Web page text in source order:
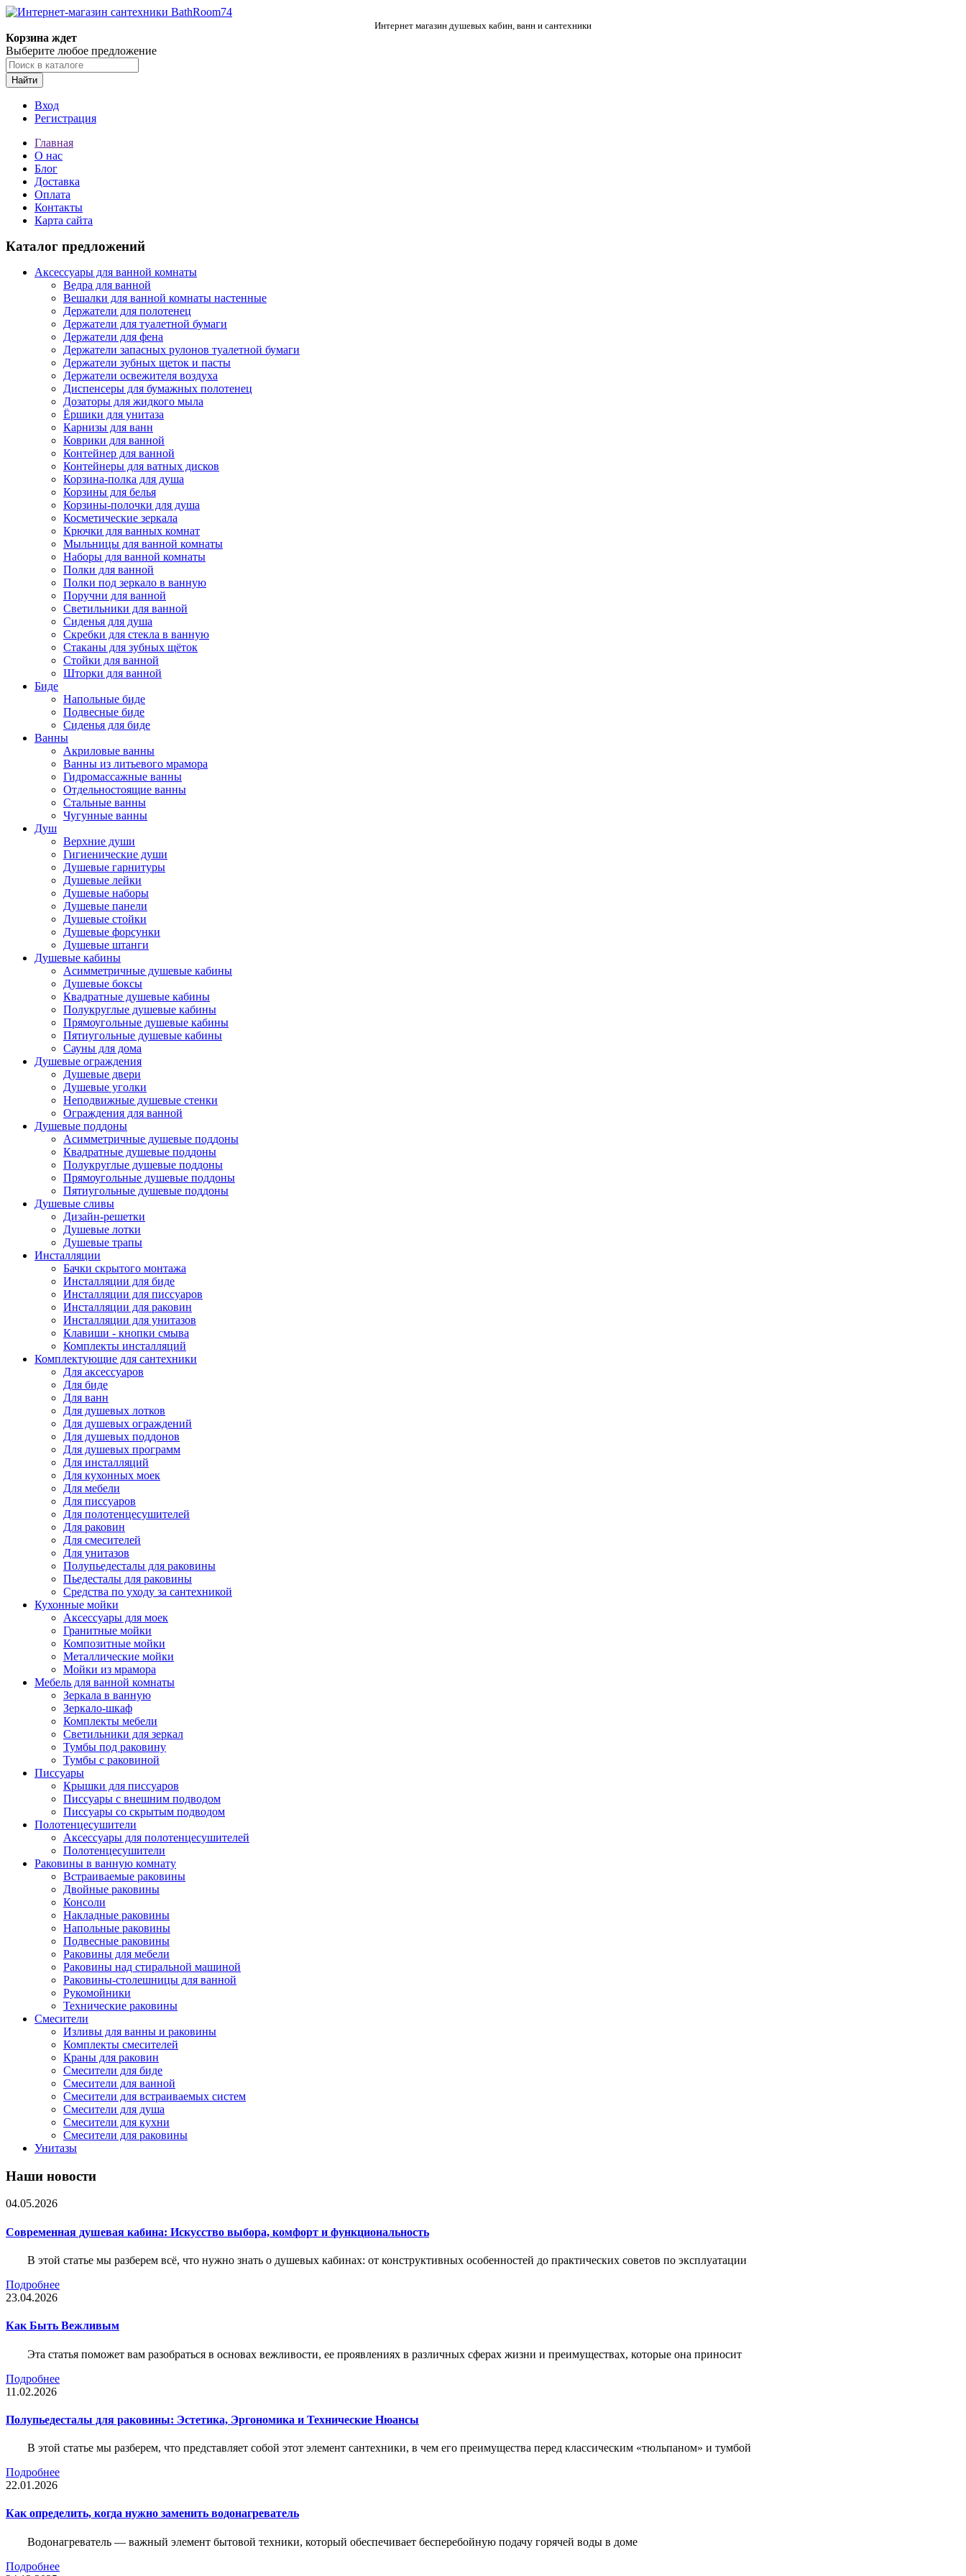
Интернет магазин душевых кабин, ванн и сантехники
Корзина ждет
Выберите любое предложение
Найти
Вход
Регистрация
Главная
О нас
Блог
Доставка
Оплата
Контакты
Карта сайта
Каталог предложений
Аксессуары для ванной комнаты
Ведра для ванной
Вешалки для ванной комнаты настенные
Держатели для полотенец
Держатели для туалетной бумаги
Держатели для фена
Держатели запасных рулонов туалетной бумаги
Держатели зубных щеток и пасты
Держатели освежителя воздуха
Диспенсеры для бумажных полотенец
Дозаторы для жидкого мыла
Ёршики для унитаза
Карнизы для ванн
Коврики для ванной
Контейнер для ванной
Контейнеры для ватных дисков
Корзина-полка для душа
Корзины для белья
Корзины-полочки для душа
Косметические зеркала
Крючки для ванных комнат
Мыльницы для ванной комнаты
Наборы для ванной комнаты
Полки для ванной
Полки под зеркало в ванную
Поручни для ванной
Светильники для ванной
Сиденья для душа
Скребки для стекла в ванную
Стаканы для зубных щёток
Стойки для ванной
Шторки для ванной
Биде
Напольные биде
Подвесные биде
Сиденья для биде
Ванны
Акриловые ванны
Ванны из литьевого мрамора
Гидромассажные ванны
Отдельностоящие ванны
Стальные ванны
Чугунные ванны
Душ
Верхние души
Гигиенические души
Душевые гарнитуры
Душевые лейки
Душевые наборы
Душевые панели
Душевые стойки
Душевые форсунки
Душевые штанги
Душевые кабины
Асимметричные душевые кабины
Душевые боксы
Квадратные душевые кабины
Полукруглые душевые кабины
Прямоугольные душевые кабины
Пятиугольные душевые кабины
Сауны для дома
Душевые ограждения
Душевые двери
Душевые уголки
Неподвижные душевые стенки
Ограждения для ванной
Душевые поддоны
Асимметричные душевые поддоны
Квадратные душевые поддоны
Полукруглые душевые поддоны
Прямоугольные душевые поддоны
Пятиугольные душевые поддоны
Душевые сливы
Дизайн-решетки
Душевые лотки
Душевые трапы
Инсталляции
Бачки скрытого монтажа
Инсталляции для биде
Инсталляции для писсуаров
Инсталляции для раковин
Инсталляции для унитазов
Клавиши - кнопки смыва
Комплекты инсталляций
Комплектующие для сантехники
Для аксессуаров
Для биде
Для ванн
Для душевых лотков
Для душевых ограждений
Для душевых поддонов
Для душевых программ
Для инсталляций
Для кухонных моек
Для мебели
Для писсуаров
Для полотенцесушителей
Для раковин
Для смесителей
Для унитазов
Полупьедесталы для раковины
Пьедесталы для раковины
Средства по уходу за сантехникой
Кухонные мойки
Аксессуары для моек
Гранитные мойки
Композитные мойки
Металлические мойки
Мойки из мрамора
Мебель для ванной комнаты
Зеркала в ванную
Зеркало-шкаф
Комплекты мебели
Светильники для зеркал
Тумбы под раковину
Тумбы с раковиной
Писсуары
Крышки для писсуаров
Писсуары с внешним подводом
Писсуары со скрытым подводом
Полотенцесушители
Аксессуары для полотенцесушителей
Полотенцесушители
Раковины в ванную комнату
Встраиваемые раковины
Двойные раковины
Консоли
Накладные раковины
Напольные раковины
Подвесные раковины
Раковины для мебели
Раковины над стиральной машиной
Раковины-столешницы для ванной
Рукомойники
Технические раковины
Смесители
Изливы для ванны и раковины
Комплекты смесителей
Краны для раковин
Смесители для биде
Смесители для ванной
Смесители для встраиваемых систем
Смесители для душа
Смесители для кухни
Смесители для раковины
Унитазы
Наши новости
04.05.2026
Современная душевая кабина: Искусство выбора, комфорт и функциональность
В этой статье мы разберем всё, что нужно знать о душевых кабинах: от конструктивных особенностей до практических советов по эксплуатации
Подробнее
23.04.2026
Как Быть Вежливым
Эта статья поможет вам разобраться в основах вежливости, ее проявлениях в различных сферах жизни и преимуществах, которые она приносит
Подробнее
11.02.2026
Полупьедесталы для раковины: Эстетика, Эргономика и Технические Нюансы
В этой статье мы разберем, что представляет собой этот элемент сантехники, в чем его преимущества перед классическим «тюльпаном» и тумбой
Подробнее
22.01.2026
Как определить, когда нужно заменить водонагреватель
Водонагреватель — важный элемент бытовой техники, который обеспечивает бесперебойную подачу горячей воды в доме
Подробнее